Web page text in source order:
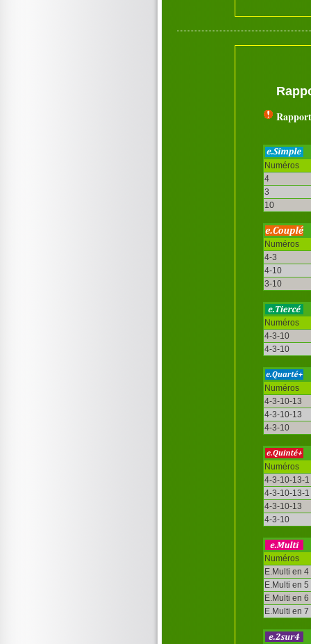
Numéros
4
3
10
Numéros
4-3
4-10
3-10
Numéros
4-3-10
4-3-10
Numéros
4-3-10-13
4-3-10-13
4-3-10
Numéros
4-3-10-13-1
4-3-10-13-1
4-3-10-13
4-3-10
Numéros
E.Multi en 4
E.Multi en 5
E.Multi en 6
E.Multi en 7